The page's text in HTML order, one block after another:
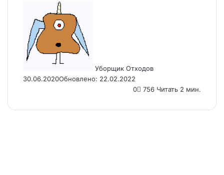
Уборщик Отходов
30.06.2020Обновлено: 22.02.2022
0
756 Читать 2 мин.